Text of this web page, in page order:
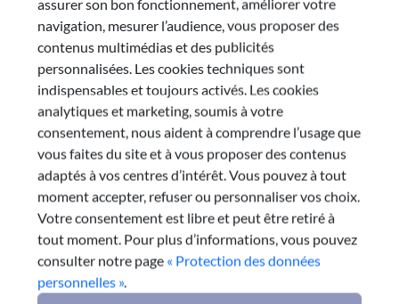
2025
Dans un contexte géopolitique particulièrement
complexe, marqué par de fortes contraintes
financières, la Région présente un compte
administratif 2025 qui témoigne d’une gestion
maîtrisée. Malgré la Loi des Finances 2025
complexifiant l’exercice de programmation
financière, la Collectivité maintient un niveau de
dépenses de fonctionnement stable et dégage un
volume de dépenses d’investissement important. La
présentation du CA fait apparaitre d’importants
changements de périmètre qui nécessite des
retraitements de données. La prise en charge directe
assurer son bon fonctionnement, améliorer votre
navigation, mesurer l’audience, vous proposer des
contenus multimédias et des publicités
personnalisées. Les cookies techniques sont
indispensables et toujours activés. Les cookies
analytiques et marketing, soumis à votre
consentement, nous aident à comprendre l’usage que
vous faites du site et à vous proposer des contenus
adaptés à vos centres d’intérêt. Vous pouvez à tout
moment accepter, refuser ou personnaliser vos choix.
Votre consentement est libre et peut être retiré à
tout moment. Pour plus d’informations, vous pouvez
consulter notre page « Protection des données
personnelles ».